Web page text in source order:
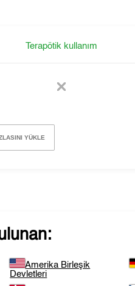
Terapötik kullanım
YÜKLE
Amerika Birleşik
Devletleri